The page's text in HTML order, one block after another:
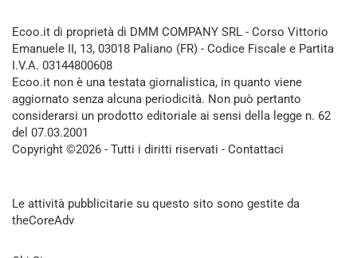
Ecoo.it di proprietà di DMM COMPANY SRL - Corso Vittorio
Emanuele II, 13, 03018 Paliano (FR) - Codice Fiscale e Partita
I.V.A. 03144800608
Ecoo.it non è una testata giornalistica, in quanto viene
aggiornato senza alcuna periodicità. Non può pertanto
considerarsi un prodotto editoriale ai sensi della legge n. 62
del 07.03.2001
Copyright ©2026 - Tutti i diritti riservati - Contattaci
Le attività pubblicitarie su questo sito sono gestite da
theCoreAdv